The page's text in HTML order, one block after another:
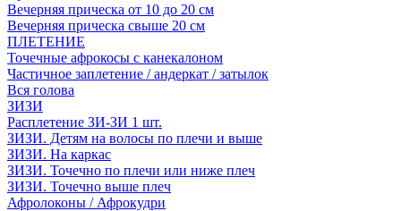
Вечерняя прическа от 10 до 20 см
Вечерняя прическа свыше 20 см
ПЛЕТЕНИЕ
Точечные афрокосы с канекалоном
Частичное заплетение / андеркат / затылок
Вся голова
ЗИЗИ
Расплетение ЗИ-ЗИ 1 шт.
ЗИЗИ. Детям на волосы по плечи и выше
ЗИЗИ. На каркас
ЗИЗИ. Точечно по плечи или ниже плеч
ЗИЗИ. Точечно выше плеч
Афролоконы / Афрокудри